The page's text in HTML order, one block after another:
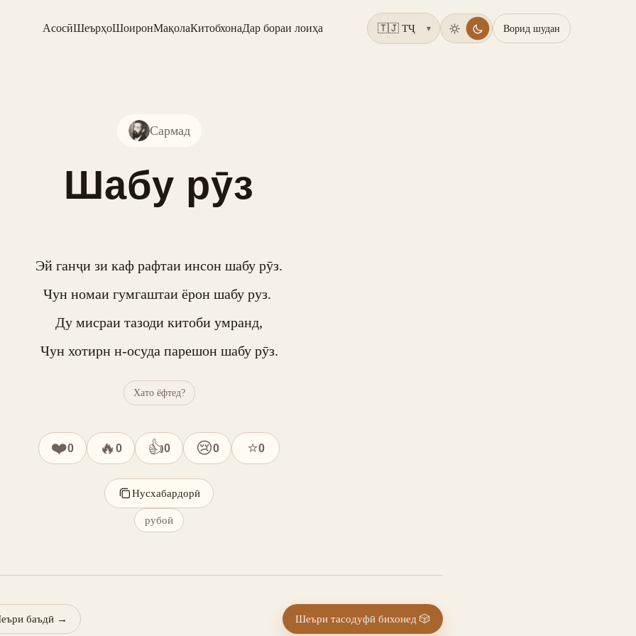
АсосӣШеърҳоШоиронМақолаКитобхонаДар бораи лоиҳа ▾ Ворид шудан
Сармад
Шабу рӯз
Эй ганҷи зи каф рафтаи инсон шабу рӯз.
Чун номаи гумгаштаи ёрон шабу руз.
Ду мисраи тазоди китоби умранд,
Чун хотирн н-осуда парешон шабу рӯз.
Хато ёфтед?
❤️0 🔥 0 👍0 😢0 ⭐0
Нусхабардорӣ
рубоӣ
баъдӣ → Шеъри тасодуфӣ бихонед 🎲